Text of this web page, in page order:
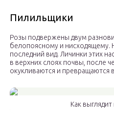
Пилильщики
Розы подвержены двум
белопоясному и нисходящему.
последний вид. Личинки этих
в верхних слоях почвы, после
окукливаются и превращаются
Как